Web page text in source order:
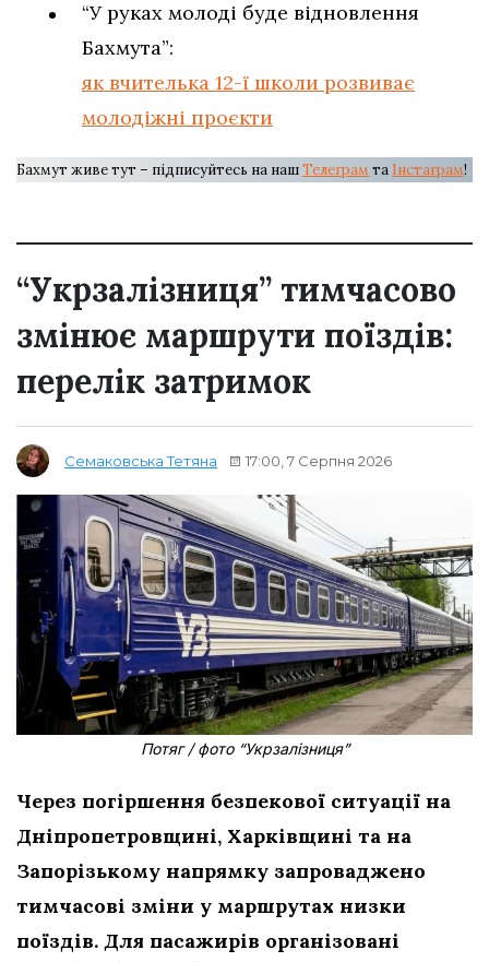
“У руках молоді буде відновлення
Бахмута”:
як вчителька 12-ї школи розвиває
молодіжні проєкти
Бахмут живе тут – підписуйтесь на нашТелеграм та Інстаграм!
“Укрзалізниця” тимчасово
змінює маршрути поїздів:
перелік затримок
Семаковська Тетяна 17:00, 7 Серпня 2026
Потяг / фото “Укрзалізниця”
Через погіршення безпекової ситуації на
Дніпропетровщині, Харківщині та на
Запорізькому напрямку запроваджено
тимчасові зміни у маршрутах низки
поїздів. Для пасажирів організовані